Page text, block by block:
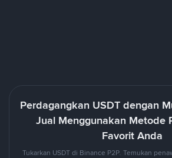
Perdagangkan USDT dengan
Jual Menggunakan Metode
Favorit Anda
Tukarkan USDT di Binance P2P. Temukan